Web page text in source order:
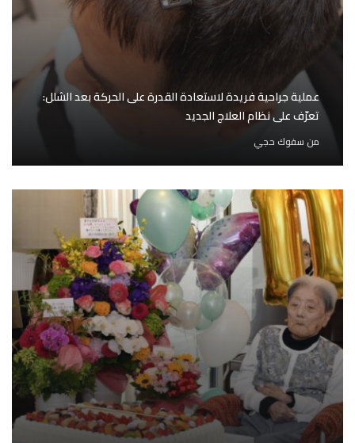
عملية جراحية فريدة لاستعادة القدرة على الحركة بعد الشلل:
تعرّف على نظام العلاج الجديد
من سفوك حجي